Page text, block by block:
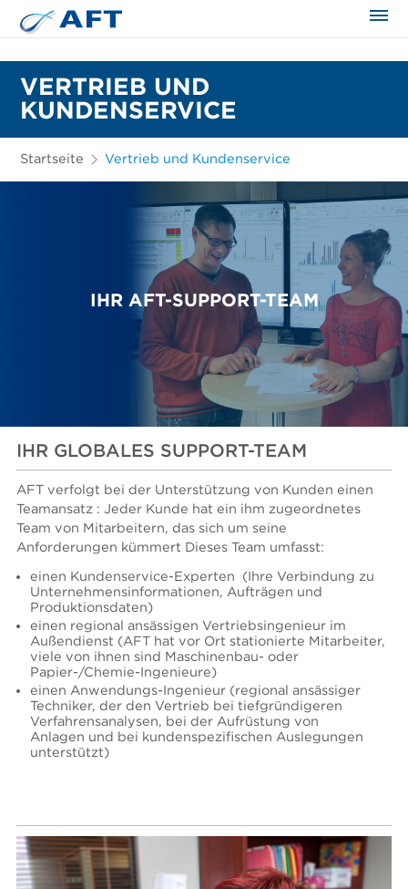
VERTRIEB UND
KUNDENSERVICE
Startseite Vertrieb und Kundenservice
IHR AFT-SUPPORT-TEAM
IHR GLOBALES SUPPORT-TEAM
AFT verfolgt bei der Unterstützung von Kunden einen
Teamansatz : Jeder Kunde hat ein ihm zugeordnetes
Team von Mitarbeitern, das sich um seine
Anforderungen kümmert Dieses Team umfasst:
einen Kundenservice-Experten
(Ihre Verbindung zu
Unternehmensinformationen, Aufträgen und
Produktionsdaten)
einen regional ansässigen Vertriebsingenieur im
Außendienst (AFT hat vor Ort stationierte Mitarbeiter,
viele von ihnen sind Maschinenbau- oder
Papier-/Chemie-Ingenieure)
einen Anwendungs-Ingenieur (regional ansässiger
Techniker, der den Vertrieb bei tiefgründigeren
Verfahrensanalysen, bei der Aufrüstung von
Anlagen und bei kundenspezifischen Auslegungen
unterstützt)